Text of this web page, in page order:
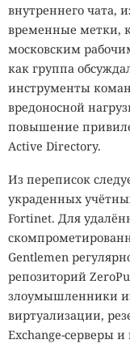
внутреннего чата,
временные метки,
московским
как группа
инструменты
вредоносной
повышение
Active Directory.
Из переписок
украденных
Fortinet. Для
Gentlemen
репозиторий
злоумышленники
виртуализации,
Exchange-серверы